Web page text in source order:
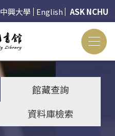
中興大學 English ASK NCHU
館藏查詢
資料庫檢索